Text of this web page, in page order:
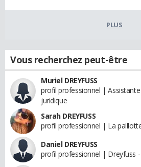
PLUS
Vous recherchez peut-être
Muriel DREYFUSS
profil professionnel |
juridique
Sarah DREYFUSS
profil professionnel | La
Daniel DREYFUSS
profil professionnel | Dreyfuss